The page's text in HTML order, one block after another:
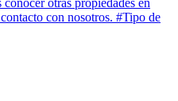
otras propiedades en
con nosotros. #Tipo de